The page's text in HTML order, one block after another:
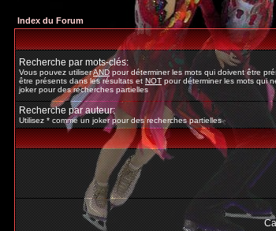
Index du Forum
Recherche par mots-clés:
Vous pouvez utiliserANDpour déterminer les mots qui doivent être
être présents dans les résultats etNOTpour déterminer les mots qui
joker pour des recherches partielles
Recherche par auteur:
Utilisez * comme un joker pour des recherches partielles